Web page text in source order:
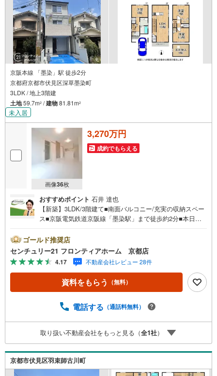
京阪本線 「墨染」駅 徒歩2分
京都府京都市伏見区深草墨染町
3LDK / 地上3階建
土地59.7m2 /建物81.81m2
未入居
画像36枚
3,270万円
成約でもらえる
おすすめポイント 石井 達也
【新築】3LDK/3階建て■南面バルコニー/充実の収納スペー
ス■京阪電気鉄道京阪線「墨染駅」まで徒歩約2分■本日ご
階リビングは日中の自然光をたっぷり取り入れることがで
き、通行人や隣家からの視線を避けやすくなり、プライバ
シーが守られます。・全居室6帖以上、天井物入があり、お
部屋を広々と使えます・システムキッチン、ユニットバ
ス、TVモニター付インターホン、独立洗面台など設備も豊
富にございます 立地・藤ノ森小学校まで徒歩約7分・藤森
ープ売上販売・契約件数 全国1位の実績（2023年時点・全
ートの設置、間取りの一部変更などご提案可）・365日営業
中！お客様のご都合に合わせてご案内→現地/物件見学（約
30分～）→ご希望条件のご相談（約30分～）→資金計画や
ローンのご相談（約30分～）→ご売却相談（約30分～）お
気軽にお問い合わせください！
ゴールド推奨店
センチュリー21 フロンティアホーム 京都店
4.17 不動産会社レビュー 28件
資料をもらう （無料）
電話する （通話料無料）
取り扱い不動産会社をもっと見る（全1社）
京都市伏見区羽束師古川町